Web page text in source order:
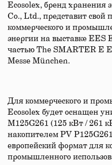
Ecosolex, бренд хранения
Co., Ltd., представит свой
коммерческого и
энергии на выставке
частью The SMARTER E
Messe München.
Для коммерческого и
Ecosolex будет оснащен
M125G261 (125 кВт / 261
накопителем PV
европейский формат для
промышленного